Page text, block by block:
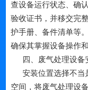
查设备运行状态、确
验收证书，并移交完
护手册、备件清单等
确保其掌握设备操作
四、废气处理设备
安装位置选择不当
空间，将废气处理设